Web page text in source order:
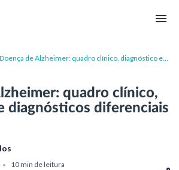
Doença de Alzheimer: quadro clínico, diagnóstico e
quadro clínico,
diagnósticos diferenciais
• 10 min de leitura